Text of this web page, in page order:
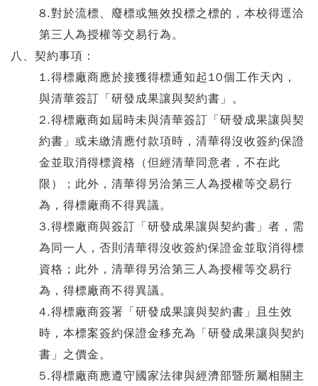
8.對於流標、廢標或無效投標之標的，本校得逕洽
第三人為授權等交易行為。
八、契約事項：
1.得標廠商應於接獲得標通知起10個工作天內，
與清華簽訂「研發成果讓與契約書」。
2.得標廠商如屆時未與清華簽訂「研發成果讓與契
約書」或未繳清應付款項時，清華得沒收簽約保證
金並取消得標資格（但經清華同意者，不在此
限）；此外，清華得另洽第三人為授權等交易行
為，得標廠商不得異議。
3.得標廠商與簽訂「研發成果讓與契約書」者，需
為同一人，否則清華得沒收簽約保證金並取消得標
資格；此外，清華得另洽第三人為授權等交易行
為，得標廠商不得異議。
4.得標廠商簽署「研發成果讓與契約書」且生效
時，本標案簽約保證金移充為「研發成果讓與契約
書」之價金。
5.得標廠商應遵守國家法律與經濟部暨所屬相關主